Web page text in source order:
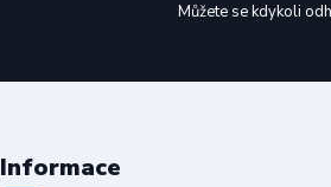
Můžete se kdykoli
Informace